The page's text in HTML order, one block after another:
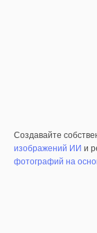
Создавайте
изображений ИИ и
фотографий на